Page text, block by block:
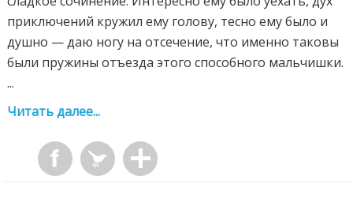
приключений кружил ему голову, тесно ему было и
душно — даю ногу на отсечение, что именно таковы
были пружины отъезда этого способного мальчишки.
...
Читать далее...